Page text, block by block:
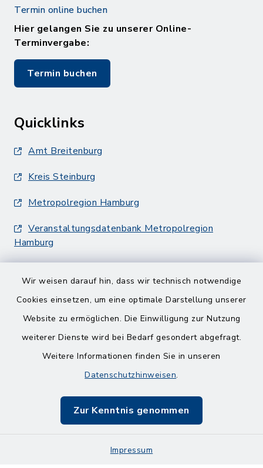
Wir weisen darauf hin, dass wir technisch notwendige
Cookies einsetzen, um eine optimale Darstellung unserer
Website zu ermöglichen. Die Einwilligung zur Nutzung
weiterer Dienste wird bei Bedarf gesondert abgefragt.
Weitere Informationen finden Sie in unseren
Datenschutzhinweisen.
Zur Kenntnis genommen
Impressum
Termin online buchen
Hier gelangen Sie zu unserer Online-
Terminvergabe:
Termin buchen
Quicklinks
Amt Breitenburg
Kreis Steinburg
Metropolregion Hamburg
Veranstaltungsdatenbank Metropolregion
Hamburg
Barrierefreiheit
Impressum
Sitemap